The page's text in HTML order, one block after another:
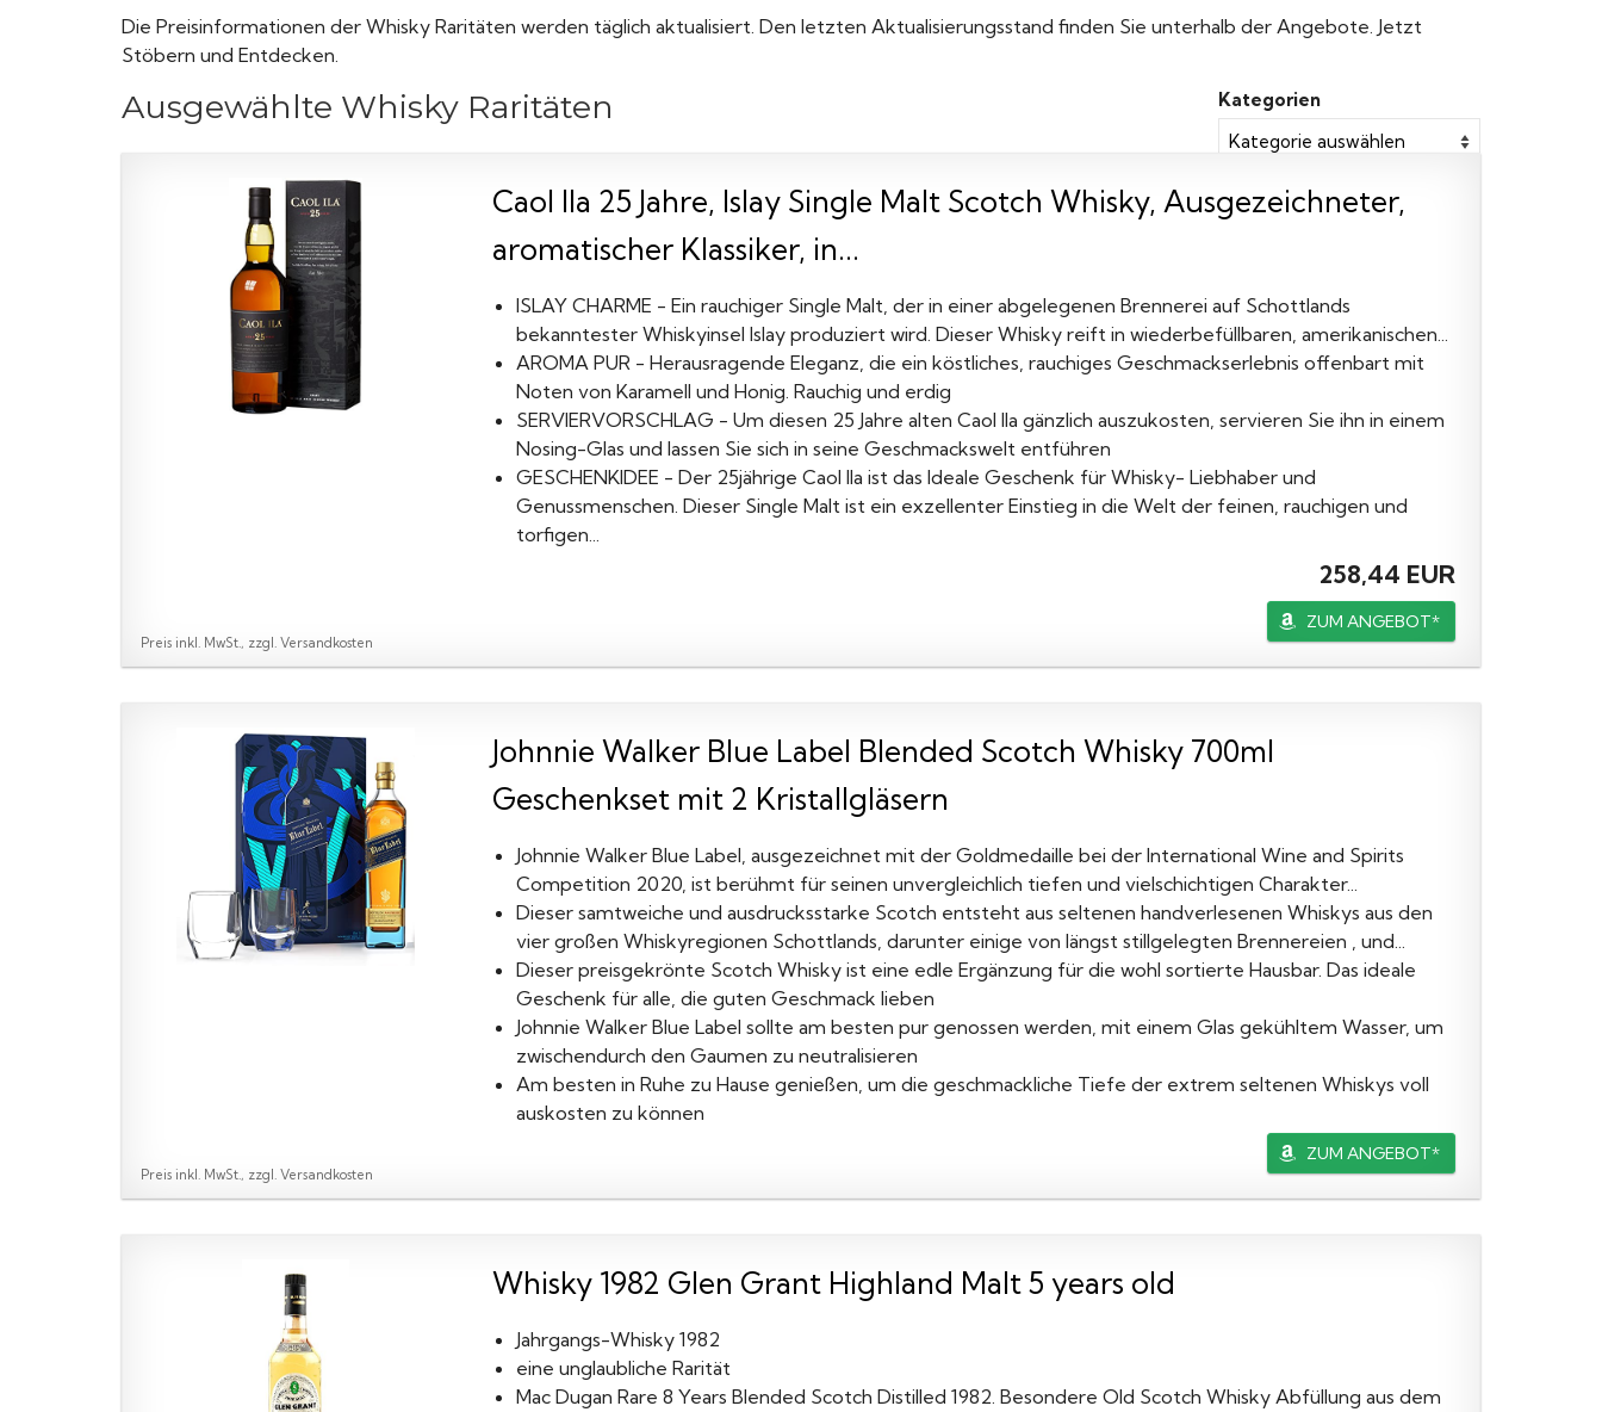
Die Preisinformationen der Whisky Raritäten werden täglich aktualisiert. Den letzten Aktualisierungsstand finden Sie unterhalb der Angebote. Jetzt
Stöbern und Entdecken.
Kategorien
Ausgewählte Whisky Raritäten
Caol Ila 25 Jahre, Islay Single Malt Scotch Whisky, Ausgezeichneter,
aromatischer Klassiker, in...
ISLAY CHARME - Ein rauchiger Single Malt, der in einer abgelegenen Brennerei auf Schottlands
bekanntester Whiskyinsel Islay produziert wird. Dieser Whisky reift in wiederbefüllbaren, amerikanischen...
AROMA PUR - Herausragende Eleganz, die ein köstliches, rauchiges Geschmackserlebnis offenbart mit
Noten von Karamell und Honig. Rauchig und erdig
SERVIERVORSCHLAG - Um diesen 25 Jahre alten Caol Ila gänzlich auszukosten, servieren Sie ihn in einem
Nosing-Glas und lassen Sie sich in seine Geschmackswelt entführen
GESCHENKIDEE - Der 25jährige Caol Ila ist das Ideale Geschenk für Whisky- Liebhaber und
Genussmenschen. Dieser Single Malt ist ein exzellenter Einstieg in die Welt der feinen, rauchigen und
torfigen...
258,44 EUR
ZUM ANGEBOT*
Preis inkl. MwSt., zzgl. Versandkosten
Johnnie Walker Blue Label Blended Scotch Whisky 700ml
Geschenkset mit 2 Kristallgläsern
Johnnie Walker Blue Label, ausgezeichnet mit der Goldmedaille bei der International Wine and Spirits
Competition 2020, ist berühmt für seinen unvergleichlich tiefen und vielschichtigen Charakter...
Dieser samtweiche und ausdrucksstarke Scotch entsteht aus seltenen handverlesenen Whiskys aus den
vier großen Whiskyregionen Schottlands, darunter einige von längst stillgelegten Brennereien , und...
Dieser preisgekrönte Scotch Whisky ist eine edle Ergänzung für die wohl sortierte Hausbar. Das ideale
Geschenk für alle, die guten Geschmack lieben
Johnnie Walker Blue Label sollte am besten pur genossen werden, mit einem Glas gekühltem Wasser, um
zwischendurch den Gaumen zu neutralisieren
Am besten in Ruhe zu Hause genießen, um die geschmackliche Tiefe der extrem seltenen Whiskys voll
auskosten zu können
ZUM ANGEBOT*
Preis inkl. MwSt., zzgl. Versandkosten
Whisky 1982 Glen Grant Highland Malt 5 years old
Jahrgangs-Whisky 1982
eine unglaubliche Rarität
Mac Dugan Rare 8 Years Blended Scotch Distilled 1982. Besondere Old Scotch Whisky Abfüllung aus dem